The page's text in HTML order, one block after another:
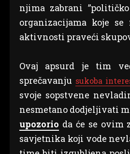
njima zabrani
organizacijama koje
aktivnosti praveći
Ovaj apsurd je tim
sprečavanju sukoba
svoje sopstvene
nesmetano dodjeljivati
upozorio da će se ovim
savjetnika koji vode